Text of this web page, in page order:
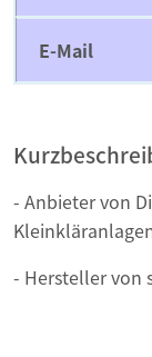
E-Mail
- Anbieter von
- Hersteller von